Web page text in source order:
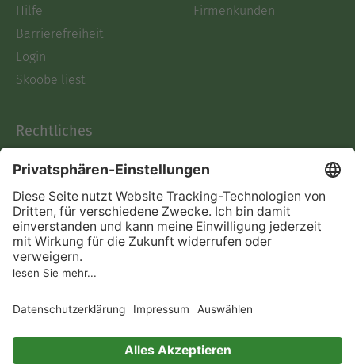
Hilfe
Barrierefreiheit
Login
Skoobe liest
Firmenkunden
Rechtliches
AGB
Informationen nach Data
Act
Verträge hier kündigen
Impressum